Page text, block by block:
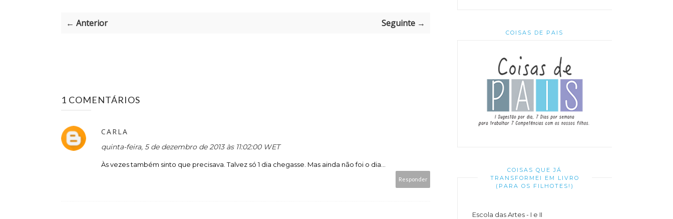
← Anterior Seguinte →
1 COMENTÁRIOS
CARLA
quinta-feira, 5 de dezembro de 2013 às 11:02:00 WET
Às vezes também sinto que precisava. Talvez só 1 dia chegasse. Mas ainda não foi o dia...
Responder
COISAS DE PAIS
COISAS QUE JÁ
TRANSFORMEI EM LIVRO
(PARA OS FILHOTES!)
Escola das Artes - I e II